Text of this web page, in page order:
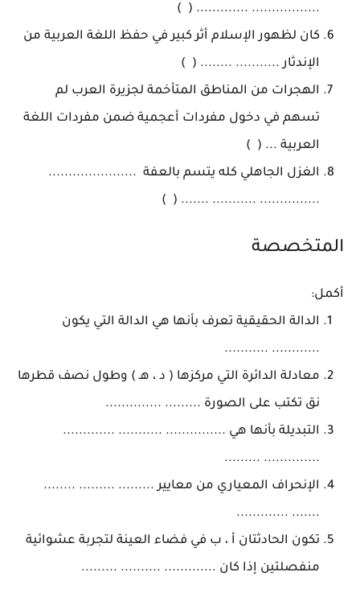
................. ............. ( )
كان لظهور الإسلام أثر كبير في حفظ اللغة العربية من
الإندثار ........... ........ ( )
الهجرات من المناطق المتأخمة لجزيرة العرب لم
تسهم في دخول مفردات أعجمية ضمن مفردات اللغة
العربية ... ( )
الغزل الجاهلي كله يتسم بالعفة ......................
............... ........... ....... ( )
المتخصصة
أكمل:
الدالة الحقيقية تعرف بأنها هي الدالة التي يكون
............ ...........
معادلة الدائرة التي مركزها ( د ، هـ ) وطول نصف قطرها
نق تكتب على الصورة ......... ..............
التبديلة بأنها هي ............... ........... .............
.............. .........
الإنحراف المعياري من معايير ......... ......... ........
....... .............
تكون الحادثتان أ ، ب في فضاء العينة لتجربة عشوائية
منفصلتين إذا كان ............. .......... .........